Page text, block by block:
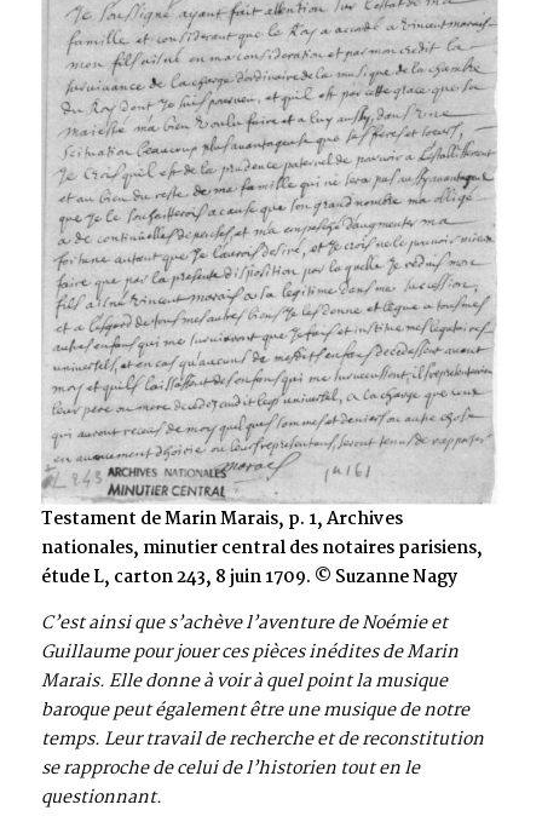
Testament de Marin Marais, p. 1, Archives
nationales, minutier central des notaires parisiens,
étude L, carton 243, 8 juin 1709. © Suzanne Nagy
C’est ainsi que s’achève l’aventure de Noémie et
Guillaume pour jouer ces pièces inédites de Marin
Marais. Elle donne à voir à quel point la musique
baroque peut également être une musique de notre
temps. Leur travail de recherche et de reconstitution
se rapproche de celui de l’historien tout en le
questionnant.